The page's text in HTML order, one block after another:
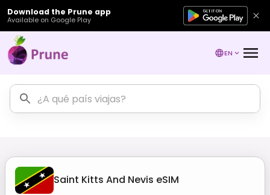
Download the Prune app
Available on Google Play
EN
Saint Kitts And Nevis eSIM